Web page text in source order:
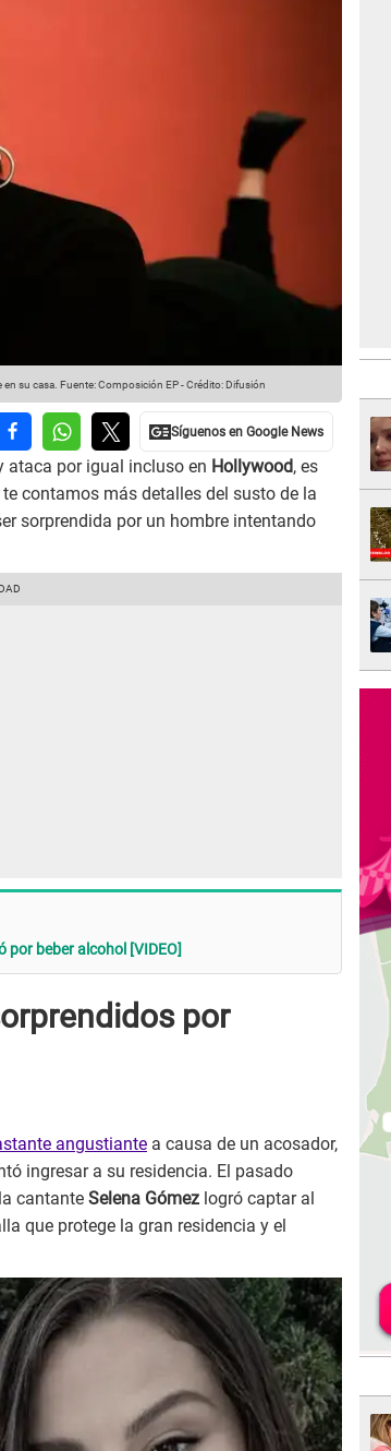
en su casa. Fuente: Composición EP-Crédito: Difusión
ataca por igual incluso en Hollywood, es
te contamos más detalles del susto de la
sorprendida por un hombre intentando
beber alcohol [VIDEO]
por
angustiante a causa de un acosador,
ingresar a su residencia. El pasado
cantante Selena Gómez logró captar al
que protege la gran residencia y el